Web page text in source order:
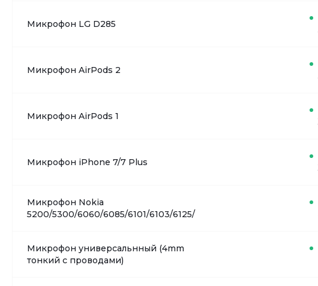
Микрофон LG D285
Микрофон AirPods 2
Микрофон AirPods 1
Микрофон iPhone 7/7 Plus
Микрофон Nokia
5200/5300/6060/6085/6101/6103/6125/
Микрофон универсальнный (4mm
тонкий с проводами)